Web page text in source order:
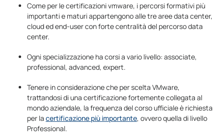
Come per le certificazioni vmware, i percorsi formativi più
importanti e maturi appartengono alle tre aree data center,
cloud ed end-user con forte centralità del percorso data
center.
Ogni specializzazione ha corsi a vario livello: associate,
professional, advanced, expert.
Tenere in considerazione che per scelta VMware,
trattandosi di una certificazione fortemente collegata al
mondo aziendale, la frequenza del corso ufficiale è richiesta
per la certificazione più importante, ovvero quella di livello
Professional.